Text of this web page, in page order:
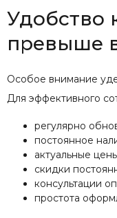
Удобство
превыше
Особое внимание
Для эффективного
регулярно
постоянное
актуальные
скидки
консультации
простота